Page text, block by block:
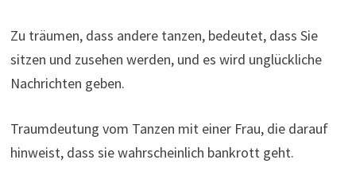
Zu träumen, dass andere tanzen, bedeutet, dass Sie
sitzen und zusehen werden, und es wird unglückliche
Nachrichten geben.
Traumdeutung vom Tanzen mit einer Frau, die darauf
hinweist, dass sie wahrscheinlich bankrott geht.